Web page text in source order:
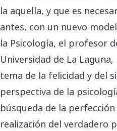
la aquella, y que es
antes, con un nuevo
la Psicología, el profesor
Universidad de La
tema de la felicidad y del
perspectiva de la
búsqueda de la
realización del verdadero